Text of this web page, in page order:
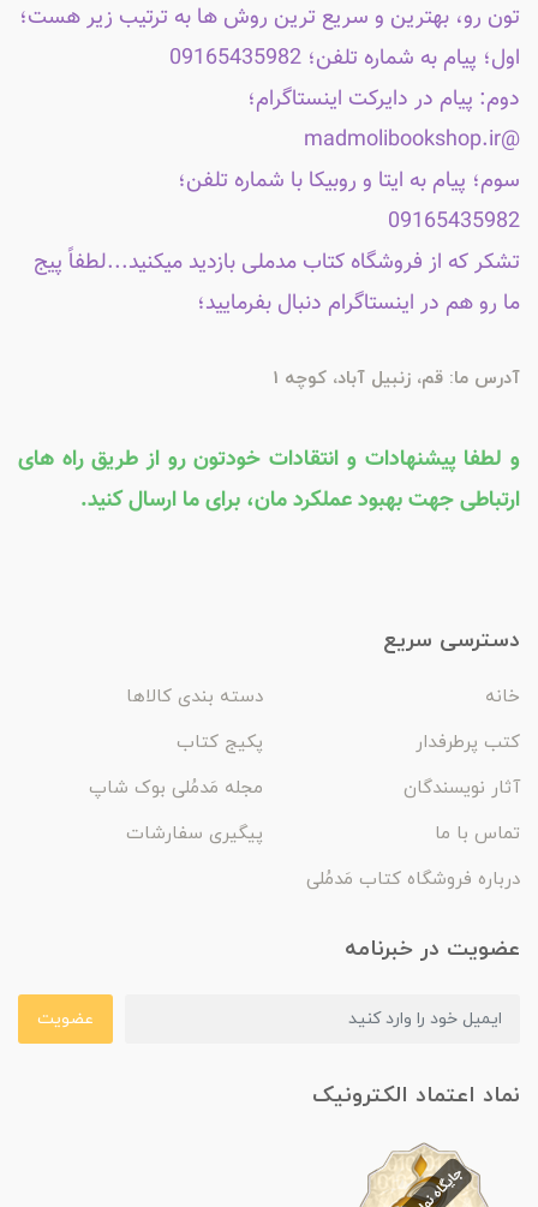
تون رو، بهترین و سریع ترین روش ها به ترتیب زیر هست؛
اول؛ پیام به شماره تلفن؛ 09165435982
دوم: پیام در دایرکت اینستاگرام؛
@madmolibookshop.ir
سوم؛ پیام به ایتا و روبیکا با شماره تلفن؛
09165435982
تشکر که از فروشگاه کتاب مدملی بازدید میکنید...لطفاً پیج
ما رو هم در اینستاگرام دنبال بفرمایید؛
آدرس ما: قم، زنبیل آباد، کوچه 1
و لطفا پیشنهادات و انتقادات خودتون رو از طریق راه های
ارتباطی جهت بهبود عملکرد مان، برای ما ارسال کنید.
دسترسی سریع
خانه
دسته بندی کالاها
کتب پرطرفدار
پکیج کتاب
آثار نویسندگان
مجله مَدمُلی بوک شاپ
تماس با ما
پیگیری سفارشات
درباره فروشگاه کتاب مَدمُلی
عضویت در خبرنامه
عضویت
نماد اعتماد الکترونیک